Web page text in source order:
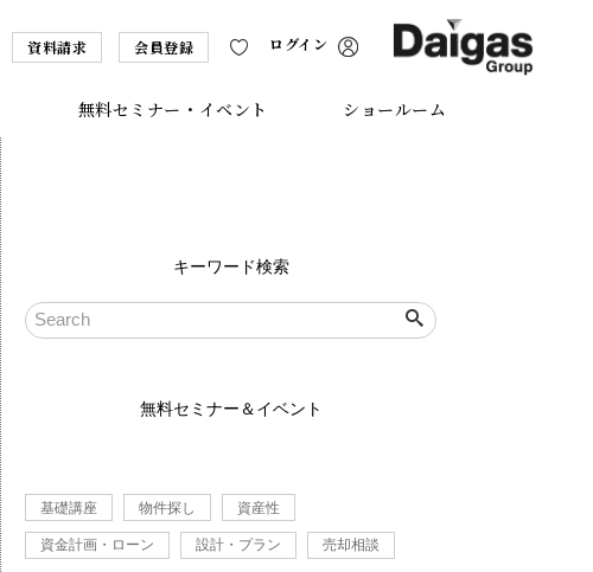
資料請求 会員登録 ログイン
無料セミナー・イベント ショールーム
キーワード検索
無料セミナー＆イベント
基礎講座 物件探し 資産性
資金計画・ローン 設計・プラン 売却相談